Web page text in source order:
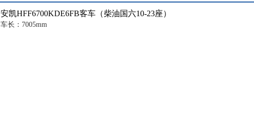
安凯HFF6700KDE6FB客车（柴油国六10-23座）
车长：7005mm